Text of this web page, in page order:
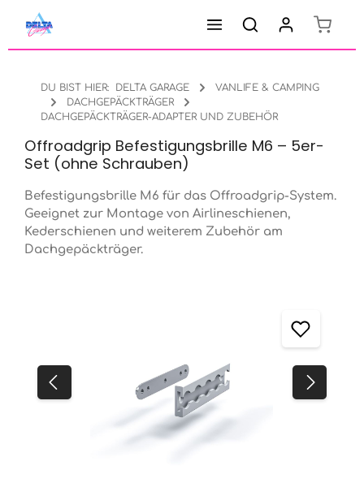
Zum Hauptinhalt springen
DU BIST HIER: DELTA GARAGE
VANLIFE & CAMPING
DACHGEPÄCKTRÄGER
DACHGEPÄCKTRÄGER-ADAPTER UND ZUBEHÖR
Offroadgrip Befestigungsbrille M6 – 5er-
Set (ohne Schrauben)
Befestigungsbrille M6 für das Offroadgrip-System.
Geeignet zur Montage von Airlineschienen,
Kederschienen und weiterem Zubehör am
Dachgepäckträger.